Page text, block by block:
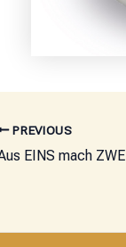
PREVIOUS